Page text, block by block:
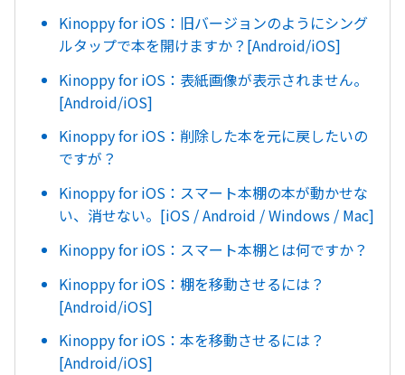
Kinoppy for iOS：旧バージョンのようにシング
ルタップで本を開けますか？[Android/iOS]
Kinoppy for iOS：表紙画像が表示されません。
[Android/iOS]
Kinoppy for iOS：削除した本を元に戻したいの
ですが？
Kinoppy for iOS：スマート本棚の本が動かせな
い、消せない。[iOS / Android / Windows / Mac]
Kinoppy for iOS：スマート本棚とは何ですか？
Kinoppy for iOS：棚を移動させるには？
[Android/iOS]
Kinoppy for iOS：本を移動させるには？
[Android/iOS]